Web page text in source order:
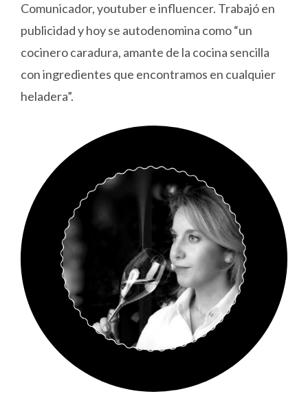
Comunicador, youtuber e influencer. Trabajó en
publicidad y hoy se autodenomina como “un
cocinero caradura, amante de la cocina sencilla
con ingredientes que encontramos en cualquier
heladera”.